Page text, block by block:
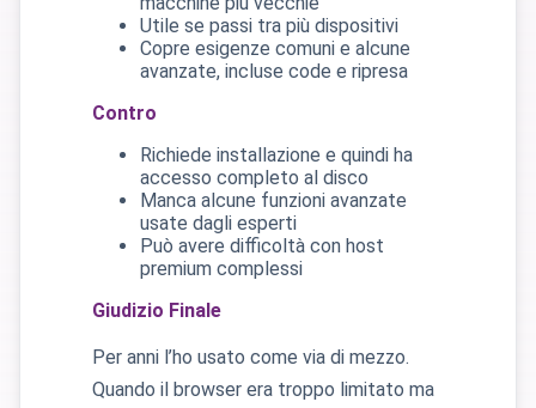
Utile se passi tra più dispositivi
Copre esigenze comuni e alcune
avanzate, incluse code e ripresa
Contro
Richiede installazione e quindi ha
accesso completo al disco
Manca alcune funzioni avanzate
usate dagli esperti
Può avere difficoltà con host
premium complessi
Giudizio Finale
Per anni l’ho usato come via di mezzo.
Quando il browser era troppo limitato ma